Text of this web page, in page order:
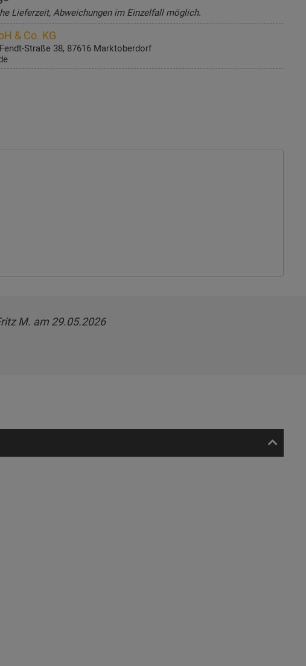
Lieferzeit, Abweichungen im Einzelfall möglich.
& Co. KG
Straße 38, 87616 Marktoberdorf
M. am 29.05.2026